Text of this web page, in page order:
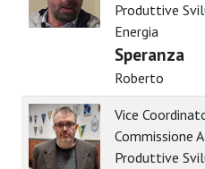
Produttive
Energia
Speranza
Roberto
Vice
Commissione
Produttive